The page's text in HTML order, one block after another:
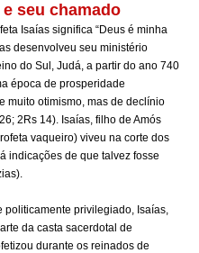
seu chamado
Isaías significa “Deus é minha
desenvolveu seu ministério
do Sul, Judá, a partir do ano 740
época de prosperidade
muito otimismo, mas de declínio
2Rs 14). Isaías, filho de Amós
vaqueiro) viveu na corte dos
indicações de que talvez fosse
).
politicamente privilegiado, Isaías,
da casta sacerdotal de
durante os reinados de